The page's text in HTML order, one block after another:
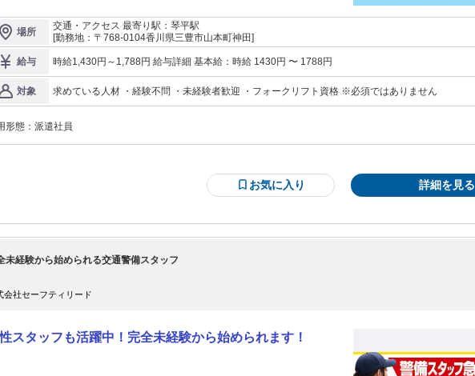
ークリフト免許をお持ちの方にはリフト（リーチ）を使
の運搬作業をお任せすることも！ - 【業務中はモクモク作業、休憩中は和気
あい♪】 オシゴト中はモクモクと作業するスタッフが多いですが、休憩中や仕
わりにはみんなで談笑して和気あいあいと過ごしています◎ 定着率は70％と
、馴染みやすい環境です！
場所
交通・アクセス 最寄り駅：琴平駅
[勤務地：〒768-0104香川県三豊市山本町神田]
給与 時給1,430円～1,788円 給与詳細 基本給：時給 1430円 〜 1788円
対象 求めている人材 ・経験不問 ・未経験者歓迎 ・フォークリフト資格 ※必須ではありません
形態： 派遣社員
お気に入り 詳細を見る
未経験から始められる交通警備スタッフ
会社セーフティリード
スタッフも活躍中！完全未経験から始められます！